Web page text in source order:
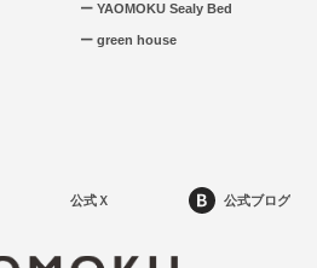
ー YAOMOKU Sealy Bed
ー green house
公式Ｘ 公式ブログ